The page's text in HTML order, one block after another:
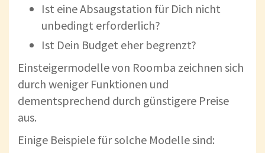
Ist eine Absaugstation für Dich nicht
unbedingt erforderlich?
Ist Dein Budget eher begrenzt?
Einsteigermodelle von Roomba zeichnen sich
durch weniger Funktionen und
dementsprechend durch günstigere Preise
aus.
Einige Beispiele für solche Modelle sind: